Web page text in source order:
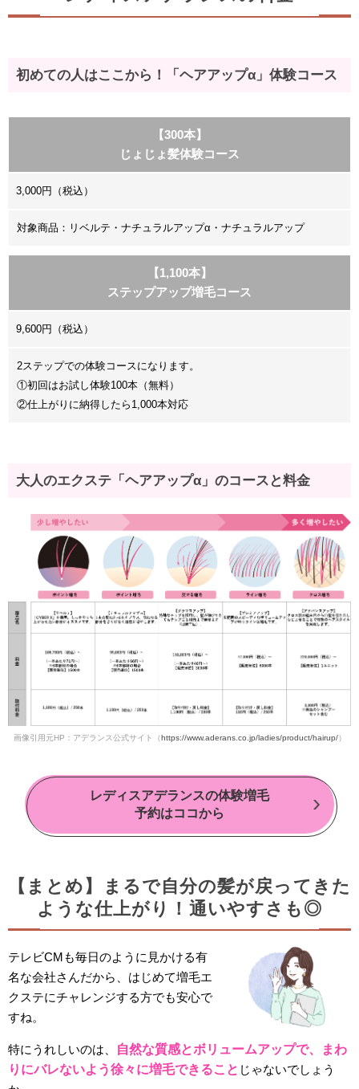
初めての人はここから！「ヘアアップα」体験コース
【300本】
じょじょ髪体験コース
3,000円（税込）
対象商品：リベルテ・ナチュラルアップα・ナチュラルアップ
【1,100本】
ステップアップ増毛コース
9,600円（税込）
2ステップでの体験コースになります。
①初回はお試し体験100本（無料）
②仕上がりに納得したら1,000本対応
大人のエクステ「ヘアアップα」のコースと料金
画像引用元HP：アデランス公式サイト（https://www.aderans.co.jp/ladies/product/hairup/）
レディスアデランスの体験増毛
予約はココから
【まとめ】まるで自分の髪が戻ってきた
ような仕上がり！通いやすさも◎
テレビCMも毎日のように見かける有
名な会社さんだから、はじめて増毛エ
クステにチャレンジする方でも安心で
すね。
特にうれしいのは、
自然な質感とボリュームアップで、まわ
りにバレないよう徐々に増毛できること じゃないでしょう